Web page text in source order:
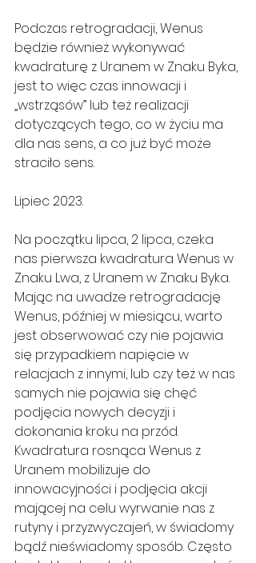
Podczas retrogradacji, Wenus
będzie również wykonywać
kwadraturę z Uranem w Znaku Byka,
jest to więc czas innowacji i
„wstrząsów” lub też realizacji
dotyczących tego, co w życiu ma
dla nas sens, a co już być może
straciło sens.
Lipiec 2023.
Na początku lipca, 2 lipca, czeka
nas pierwsza kwadratura Wenus w
Znaku Lwa, z Uranem w Znaku Byka.
Mając na uwadze retrogradację
Wenus, później w miesiącu, warto
jest obserwować czy nie pojawia
się przypadkiem napięcie w
relacjach z innymi, lub czy też w nas
samych nie pojawia się chęć
podjęcia nowych decyzji i
dokonania kroku na przód.
Kwadratura rosnąca Wenus z
Uranem mobilizuje do
innowacyjności i podjęcia akcji
mającej na celu wyrwanie nas z
rutyny i przyzwyczajeń, w świadomy
bądź nieświadomy sposób. Często